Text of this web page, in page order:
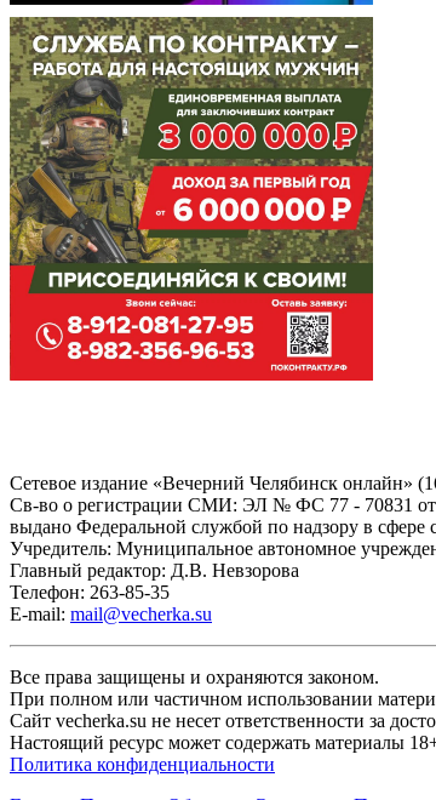
Сетевое издание «Вечерний Челябинск онлайн»
Cв-во о регистрации СМИ: ЭЛ № ФС 77 - 70831 от
выдано Федеральной службой по надзору в
Учредитель: Муниципальное автономное
Главный редактор: Д.В. Невзорова
Телефон: 263-85-35
E-mail: mail@vecherka.su
Все права защищены и охраняются законом.
При полном или частичном использовании
Сайт vecherka.su не несет ответственности за
Настоящий ресурс может содержать материалы
Политика конфиденциальности